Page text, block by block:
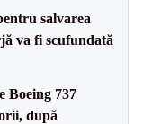
salvarea
va fi scufundată
Boeing 737
după